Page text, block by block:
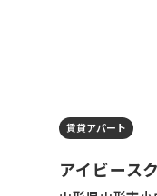
賃貸アパート
アイビース